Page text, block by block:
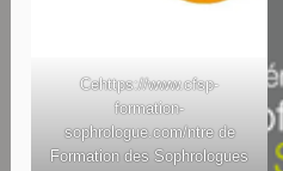
Cehttps://www.cfsp-
formation-
sophrologue.com/ntre de
Formation des Sophrologues